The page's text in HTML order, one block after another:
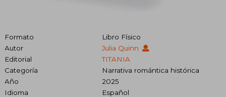
Formato
Libro Físico
Autor
Julia Quinn
Editorial
TITANIA
Categoría
Narrativa romántica histórica
Año
2025
Idioma
Español